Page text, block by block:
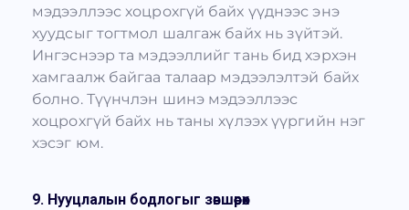
мэдээллээс хоцрохгүй байх үүднээс энэ
хуудсыг тогтмол шалгаж байх нь зүйтэй.
Ингэснээр та мэдээллийг тань бид хэрхэн
хамгаалж байгаа талаар мэдээлэлтэй байх
болно. Түүнчлэн шинэ мэдээллээс
хоцрохгүй байх нь таны хүлээх үүргийн нэг
хэсэг юм.
9. Нууцлалын бодлогыг зөвшөөрөх